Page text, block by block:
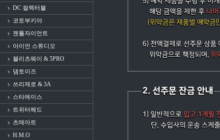
DC 컬렉터블
코토부키야
젠틀자이언트
아이언 스튜디오
블리츠웨이 & 5PRO
댐토이즈
쓰리제로 & 3A
스타에이스
트위터헤드
츠메아트
H.M.O